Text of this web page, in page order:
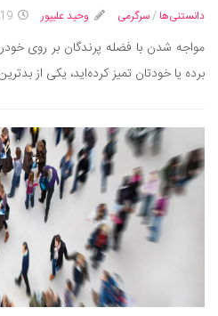
دانستنی‌ها /سرگرمی وحید علیپور 19 تیر, 1398
مواجه شدن با فضله پرندگان بر روی
برده‌ یا خودتان تمیز کرده‌اید، یکی از